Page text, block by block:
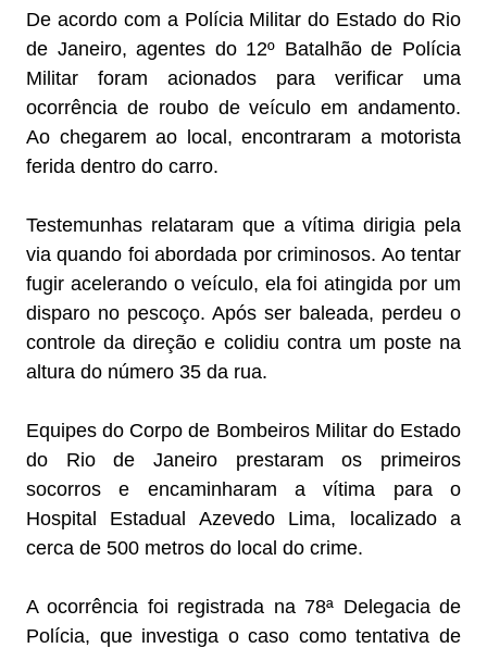
De acordo com a Polícia Militar do Estado do Rio
de Janeiro, agentes do 12º Batalhão de Polícia
Militar foram acionados para verificar uma
ocorrência de roubo de veículo em andamento.
Ao chegarem ao local, encontraram a motorista
ferida dentro do carro.
Testemunhas relataram que a vítima dirigia pela
via quando foi abordada por criminosos. Ao tentar
fugir acelerando o veículo, ela foi atingida por um
disparo no pescoço. Após ser baleada, perdeu o
controle da direção e colidiu contra um poste na
altura do número 35 da rua.
Equipes do Corpo de Bombeiros Militar do Estado
do Rio de Janeiro prestaram os primeiros
socorros e encaminharam a vítima para o
Hospital Estadual Azevedo Lima, localizado a
cerca de 500 metros do local do crime.
A ocorrência foi registrada na 78ª Delegacia de
Polícia, que investiga o caso como tentativa de